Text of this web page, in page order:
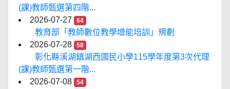
(課)教師甄選第四階...
2026-07-27
64
教育部「教師數位教學增能培訓」規劃
2026-07-28
58
彰化縣溪湖鎮湖西國民小學115學年度第3次代理
(課)教師甄選第一階...
2026-07-08
54